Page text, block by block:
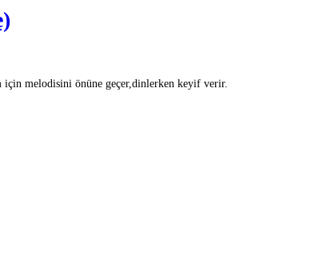
için melodisini önüne geçer,dinlerken keyif verir.